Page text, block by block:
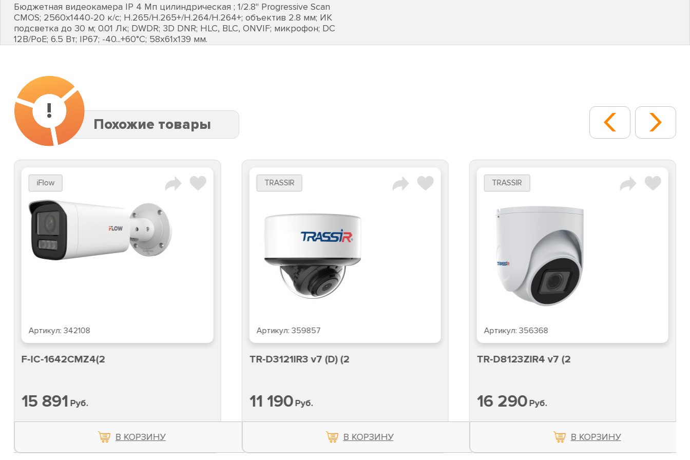
Бюджетная видеокамера IP 4 Мп цилиндрическая ; 1/2.8" Progressive Scan
CMOS; 2560х1440-20 к/с; H.265/H.265+/H.264/H.264+; объектив 2.8 мм; ИК
подсветка до 30 м; 0.01 Лк; DWDR; 3D DNR; HLC, BLC, ONVIF; микрофон; DC
12В/PoE; 6.5 Вт; IP67; -40...+60°C; 58х61х139 мм.
!
Похожие товары
iFlow
Артикул:342108
F-IC-1642CMZ4(2
15 891 Руб.
В КОРЗИНУ
TRASSIR
Артикул:359857
TR-D3121IR3 v7 (D) (2
11 190Руб.
В КОРЗИНУ
TRASSIR
Артикул:356368
TR-D8123ZIR4 v7 (2
16 290Руб.
В КОРЗИНУ